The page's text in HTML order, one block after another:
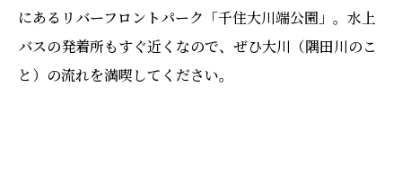
にあるリバーフロントパーク「千住大川端公園」。水上
バスの発着所もすぐ近くなので、ぜひ大川（隅田川のこ
と）の流れを満喫してください。